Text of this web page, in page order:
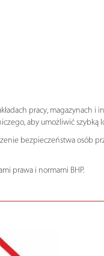
pracy, magazynach i
aby umożliwić szybką
bezpieczeństwa osób
prawa i normami BHP.